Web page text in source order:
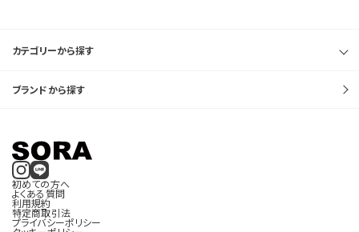
カテゴリーから探す
ブランドから探す
初めての方へ
よくある質問
利用規約
特定商取引法
プライバシーポリシー